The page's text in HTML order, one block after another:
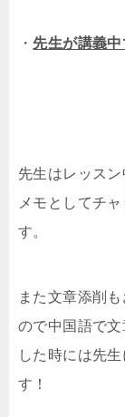
・ 先生が講義
先生はレッス
メモとしてチ
す。
また文章添削
ので中国語で
した時には先
す！